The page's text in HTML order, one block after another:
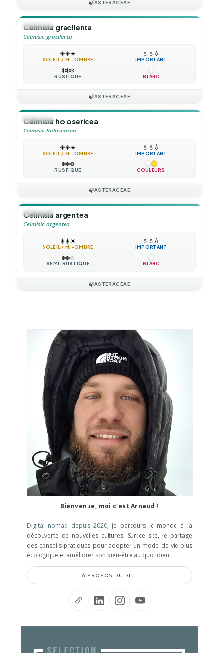
🍃ASTERACEAE
🪴VIVACE
Celmisia gracilenta
Celmisia gracilenta
☀️☀️☀️
SOLEIL / MI-OMBRE
💧 💧 💧
IMPORTANT
❄️❄️❄️
RUSTIQUE BLANC
🍃ASTERACEAE
🪴VIVACE
Celmisia holosericea
Celmisia holosericea
☀️☀️☀️
SOLEIL / MI-OMBRE
💧 💧 💧
IMPORTANT
❄️❄️❄️
RUSTIQUE COULEURS
🍃ASTERACEAE
🪴VIVACE
Celmisia argentea
Celmisia argentea
☀️☀️☀️
SOLEIL / MI-OMBRE
💧 💧 💧
IMPORTANT
❄️❄️❄️
SEMI-RUSTIQUE BLANC
🍃ASTERACEAE
Bienvenue, moi c'est Arnaud !
Digital nomad depuis 2020, je parcours le monde à la
découverte de nouvelles cultures. Sur ce site, je partage
des conseils pratiques pour adopter un mode de vie plus
écologique et améliorer son bien-être au quotidien.
À PROPOS DU SITE